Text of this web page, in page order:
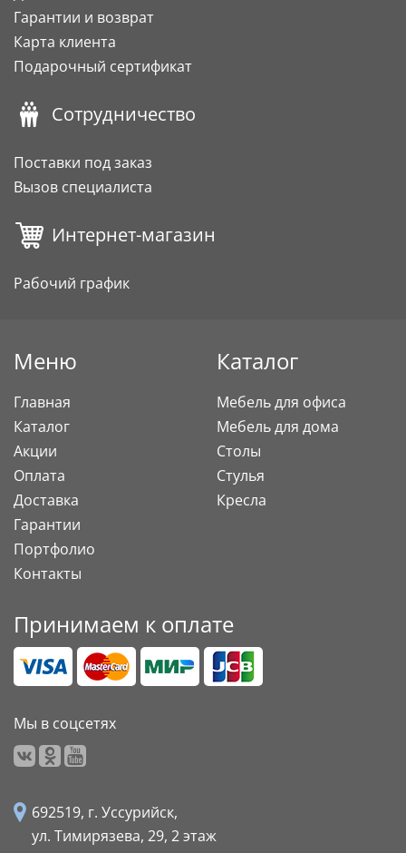
Гарантии и возврат
Карта клиента
Подарочный сертификат
Сотрудничество
Поставки под заказ
Вызов специалиста
Интернет-магазин
Рабочий график
Меню
Главная
Каталог
Акции
Оплата
Доставка
Гарантии
Портфолио
Контакты
Каталог
Мебель для офиса
Мебель для дома
Столы
Стулья
Кресла
Принимаем к оплате
Мы в соцсетях
692519, г. Уссурийск,
ул. Тимирязева, 29, 2 этаж